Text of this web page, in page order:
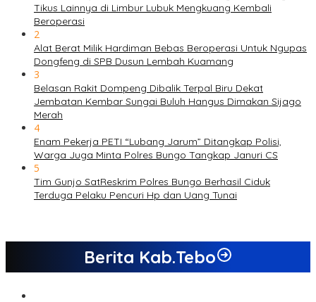
Tikus Lainnya di Limbur Lubuk Mengkuang Kembali
Beroperasi
2
Alat Berat Milik Hardiman Bebas Beroperasi Untuk Ngupas
Dongfeng di SPB Dusun Lembah Kuamang
3
Belasan Rakit Dompeng Dibalik Terpal Biru Dekat
Jembatan Kembar Sungai Buluh Hangus Dimakan Sijago
Merah
4
Enam Pekerja PETI “Lubang Jarum” Ditangkap Polisi,
Warga Juga Minta Polres Bungo Tangkap Januri CS
5
Tim Gunjo SatReskrim Polres Bungo Berhasil Ciduk
Terduga Pelaku Pencuri Hp dan Uang Tunai
Berita Kab.Tebo